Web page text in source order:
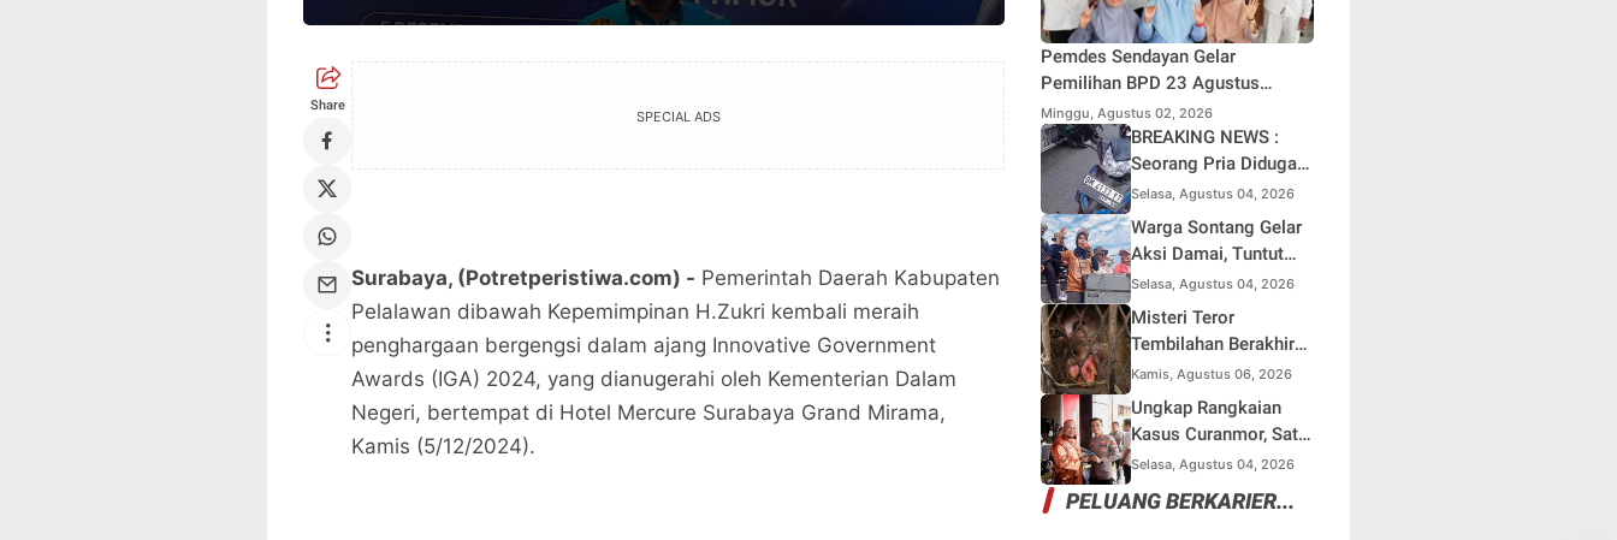
Share
SPECIAL ADS
Surabaya, (Potretperistiwa.com) - Pemerintah Daerah Kabupaten
Pelalawan dibawah Kepemimpinan H.Zukri kembali meraih
penghargaan bergengsi dalam ajang Innovative Government
Awards (IGA) 2024, yang dianugerahi oleh Kementerian Dalam
Negeri, bertempat di Hotel Mercure Surabaya Grand Mirama,
Kamis (5/12/2024).
Pemdes Sendayan Gelar
Pemilihan BPD 23 Agustus
Mendatang, Warga Berharap
Fungsi Pengawasan Berjalan
Maksimal
Minggu, Agustus 02, 2026
BREAKING NEWS :
Seorang Pria Diduga
Terjun dari Jembatan
Rantau Berangin Kuok,
Sepeda Motor
Ditinggal di Lokasi
Selasa, Agustus 04, 2026
Warga Sontang Gelar
Aksi Damai, Tuntut
Pemprov Riau Segera
Benahi Jalan Sontang-
Duri
Selasa, Agustus 04, 2026
Misteri Teror
Tembilahan Berakhir
di Perangkap Besi,
Tapi Mungkinkah Ada
Pemangsa Lain yang
Masih Mengintai ?
Kamis, Agustus 06, 2026
Ungkap Rangkaian
Kasus Curanmor, Satu
Unit Mobil L300 dan 5
Dikembalikan
Selasa, Agustus 04, 2026
PELUANG BERKARIER...